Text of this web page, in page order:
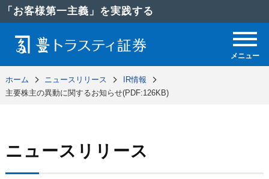
「お客様第一主義」を実践する
メニュー
ホーム ニュースリリース
IR情報
主要株主の異動に関するお知らせ(PDF:126KB)
ニュースリリース